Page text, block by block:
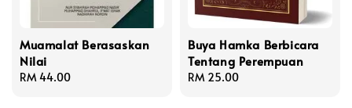
Muamalat Berasaskan
Nilai
Regular
RM 44.00
Buya Hamka Berbicara
Tentang Perempuan
Regular
RM 25.00